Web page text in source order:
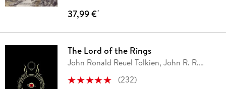
37,99 €*
The Lord of the Rings
John Ronald Reuel Tolkien, John R. R.
(232)